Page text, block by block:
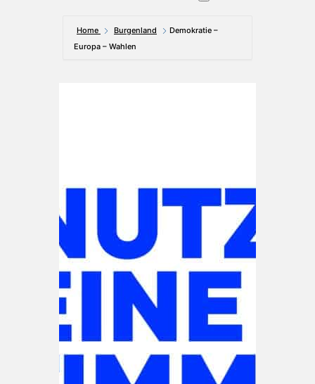
Home Burgenland
Demokratie –
Europa – Wahlen